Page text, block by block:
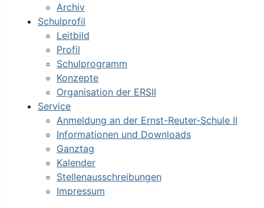
Archiv
Schulprofil
Leitbild
Profil
Schulprogramm
Konzepte
Organisation der ERSII
Service
Anmeldung an der Ernst-Reuter-Schule II
Informationen und Downloads
Ganztag
Kalender
Stellenausschreibungen
Impressum